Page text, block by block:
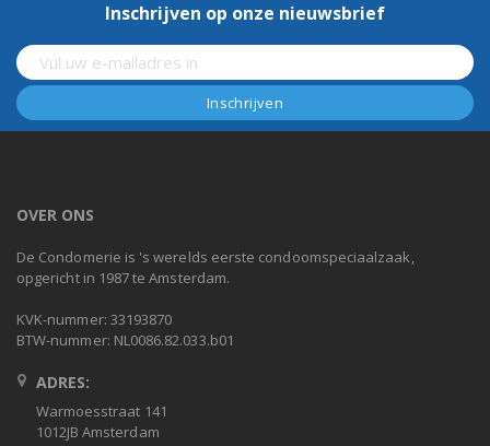
Inschrijven op onze nieuwsbrief
OVER ONS
De Condomerie is 's werelds eerste condoomspeciaalzaak,
opgericht in 1987 te Amsterdam.
KVK-nummer: 33193870
BTW-nummer: NL0086.82.033.b01
ADRES:
Warmoesstraat 141
1012JB Amsterdam